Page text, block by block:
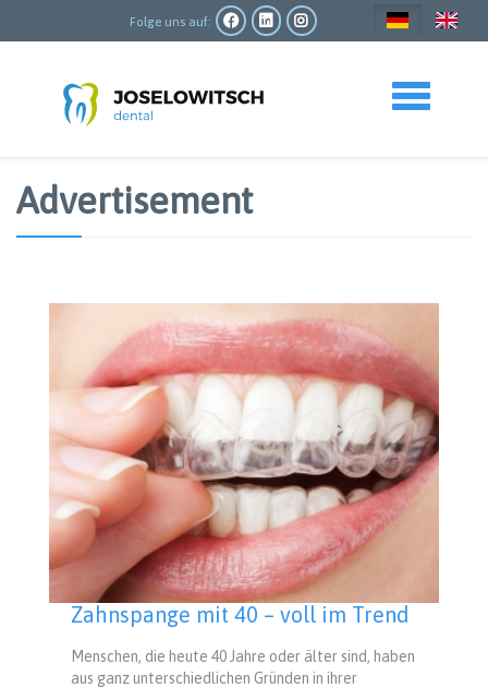
Inhalt
Folge uns auf:
Toggle navigation
Advertisement
Zahnspange mit 40 – voll im Trend
Menschen, die heute 40 Jahre oder älter sind, haben
aus ganz unterschiedlichen Gründen in ihrer